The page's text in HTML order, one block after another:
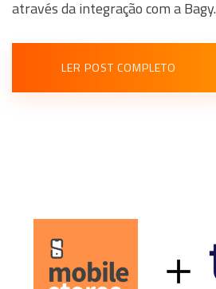
através da integração com a Bagy.
LER POST COMPLETO